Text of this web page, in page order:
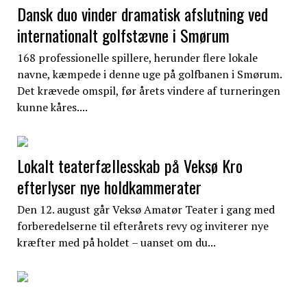
Dansk duo vinder dramatisk afslutning ved
internationalt golfstævne i Smørum
168 professionelle spillere, herunder flere lokale
navne, kæmpede i denne uge på golfbanen i Smørum.
Det krævede omspil, før årets vindere af turneringen
kunne kåres....
Lokalt teaterfællesskab på Veksø Kro
efterlyser nye holdkammerater
Den 12. august går Veksø Amatør Teater i gang med
forberedelserne til efterårets revy og inviterer nye
kræfter med på holdet – uanset om du...